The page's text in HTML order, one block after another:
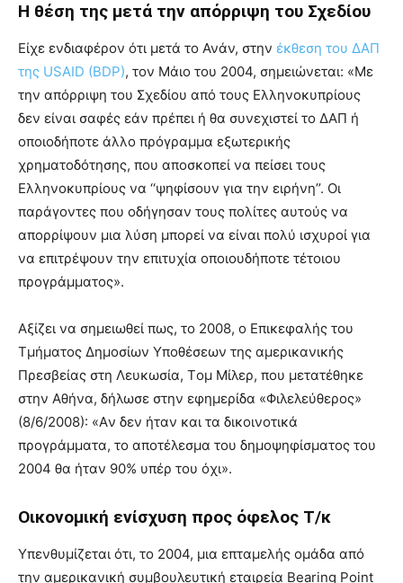
Η θέση της μετά την απόρριψη του Σχεδίου
Είχε ενδιαφέρον ότι μετά το Ανάν, στην έκθεση του ΔΑΠ
της USAID (BDP), τον Μάιο του 2004, σημειώνεται: «Με
την απόρριψη του Σχεδίου από τους Ελληνοκυπρίους
δεν είναι σαφές εάν πρέπει ή θα συνεχιστεί το ΔΑΠ ή
οποιοδήποτε άλλο πρόγραμμα εξωτερικής
χρηματοδότησης, που αποσκοπεί να πείσει τους
Ελληνοκυπρίους να ‘‘ψηφίσουν για την ειρήνη’’. Οι
παράγοντες που οδήγησαν τους πολίτες αυτούς να
απορρίψουν μια λύση μπορεί να είναι πολύ ισχυροί για
να επιτρέψουν την επιτυχία οποιουδήποτε τέτοιου
προγράμματος».
Αξίζει να σημειωθεί πως, το 2008, ο Επικεφαλής του
Τμήματος Δημοσίων Yποθέσεων της αμερικανικής
Πρεσβείας στη Λευκωσία, Tομ Mίλερ, που μετατέθηκε
στην Aθήνα, δήλωσε στην εφημερίδα «Φιλελεύθερος»
(8/6/2008): «Aν δεν ήταν και τα δικοινοτικά
προγράμματα, το αποτέλεσμα του δημοψηφίσματος του
2004 θα ήταν 90% υπέρ του όχι».
Οικονομική ενίσχυση προς όφελος Τ/κ
Υπενθυμίζεται ότι, το 2004, μια επταμελής ομάδα από
την αμερικανική συμβουλευτική εταιρεία Bearing Point